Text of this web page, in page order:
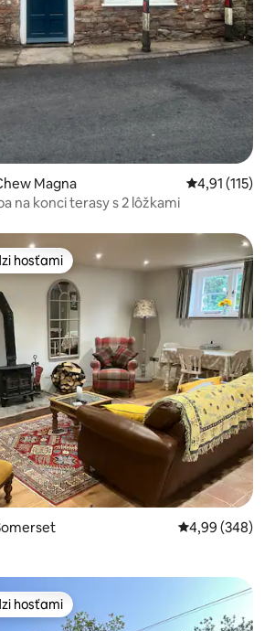
Magna Priemerné
4,91 (115)
na konci terasy s 2 lôžkami
hosťami
hosťami
Priemerné
4,99 (348)
hosťami
hosťami